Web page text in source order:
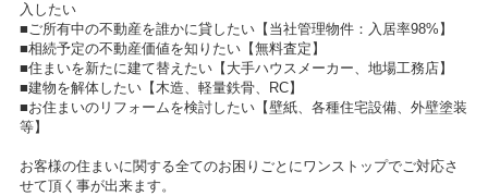
入したい
■ご所有中の不動産を誰かに貸したい【当社管理物件：入居率98%】
■相続予定の不動産価値を知りたい【無料査定】
■住まいを新たに建て替えたい【大手ハウスメーカー、地場工務店】
■建物を解体したい【木造、軽量鉄骨、RC】
■お住まいのリフォームを検討したい【壁紙、各種住宅設備、外壁塗装
等】
お客様の住まいに関する全てのお困りごとにワンストップでご対応さ
せて頂く事が出来ます。